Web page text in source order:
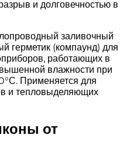
и долговечностью в
заливочный
герметик (компаунд) для
работающих в
влажности при
Применяется для
и тепловыделяющих
от